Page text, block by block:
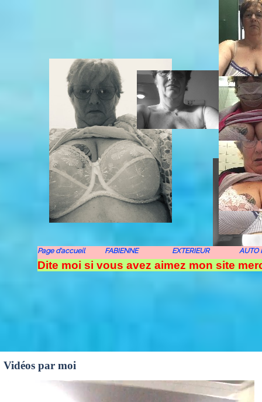
Page d'accueil FABIENNE EXTERIEUR AUTO
Dite moi si vous avez aimez mon site
Vidéos par moi